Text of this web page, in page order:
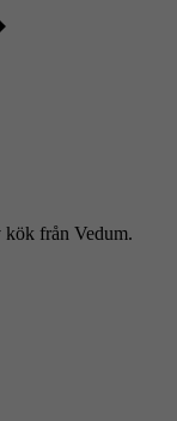
kök från Vedum.